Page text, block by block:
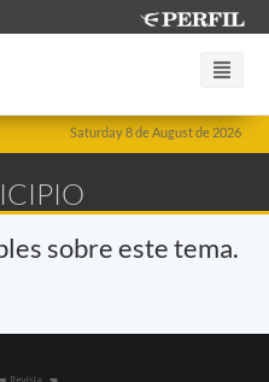
Saturday 8 de August de 2026
sobre este tema.